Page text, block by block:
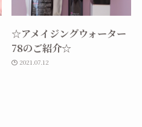
☆アメイジングウォーター
78のご紹介☆
2021.07.12